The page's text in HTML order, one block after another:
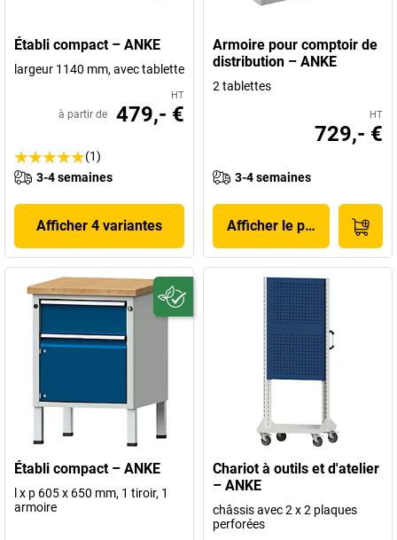
Établi compact – ANKE
largeur 1140 mm, avec tablette
HT
à partir de 479,- €
(1)
3-4 semaines
Afficher 4 variantes
Armoire pour comptoir de
distribution – ANKE
2 tablettes
HT
729,- €
3-4 semaines
Afficher le produit
Établi compact – ANKE
l x p 605 x 650 mm, 1 tiroir, 1
armoire
Chariot à outils et d'atelier
– ANKE
châssis avec 2 x 2 plaques
perforées